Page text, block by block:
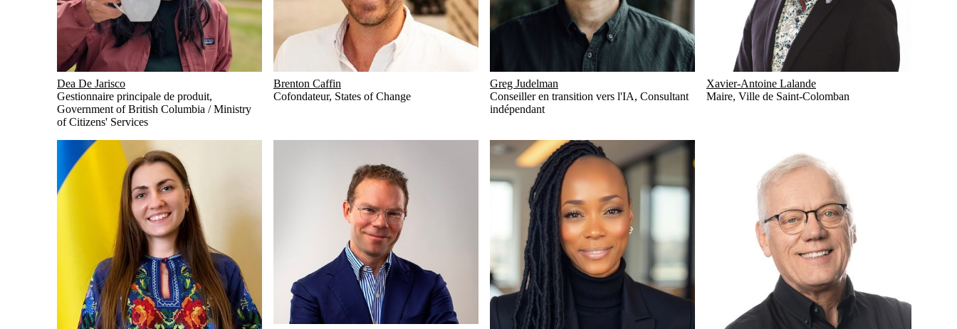
Dea De Jarisco
Gestionnaire principale de produit,
Government of British Columbia / Ministry
of Citizens' Services
Brenton Caffin
Cofondateur, States of Change
Greg Judelman
Conseiller en transition vers l'IA, Consultant
indépendant
Xavier-Antoine Lalande
Maire, Ville de Saint-Colomban